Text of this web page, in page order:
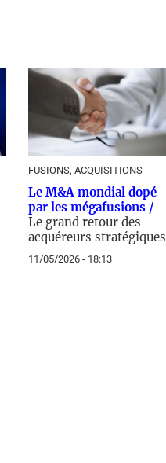
FUSIONS, ACQUISITIONS
Le M&A mondial dopé
par les mégafusions /
Le grand retour des
acquéreurs stratégiques
11/05/2026 - 18:13